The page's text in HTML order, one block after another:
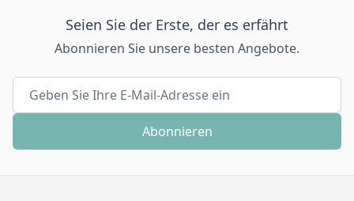
Seien Sie der Erste, der es erfährt
Abonnieren Sie unsere besten Angebote.
E-Mailadresse
Abonnieren